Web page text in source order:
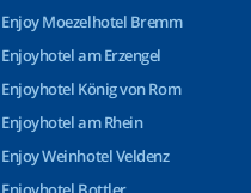
Enjoy Moezelhotel Bremm
Enjoyhotel am Erzengel
Enjoyhotel König von Rom
Enjoyhotel am Rhein
Enjoy Weinhotel Veldenz